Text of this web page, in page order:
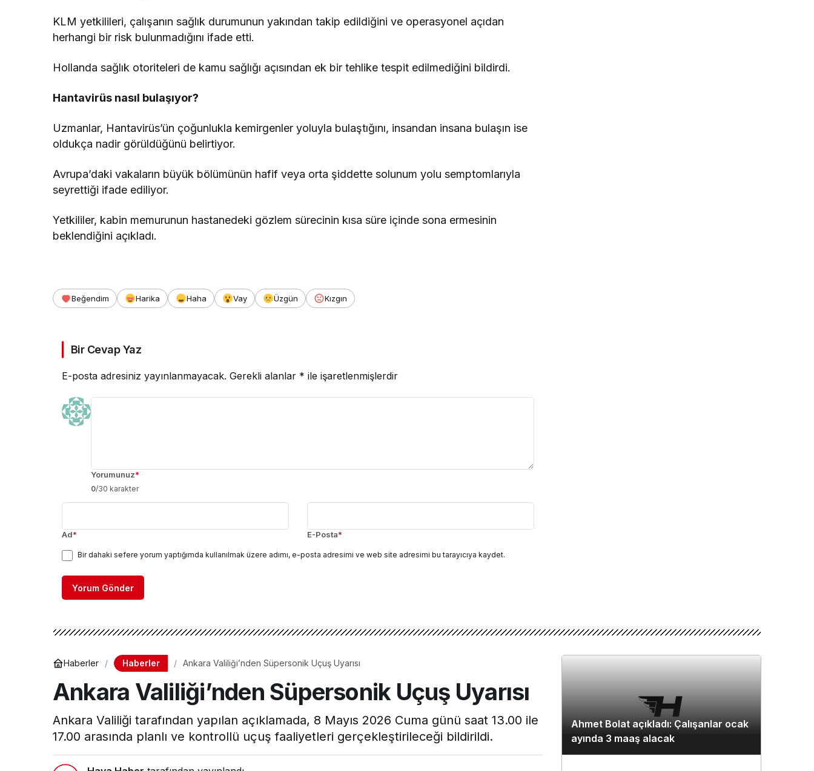
KLM yetkilileri, çalışanın sağlık durumunun yakından takip edildiğini ve operasyonel açıdan
herhangi bir risk bulunmadığını ifade etti.
Hollanda sağlık otoriteleri de kamu sağlığı açısından ek bir tehlike tespit edilmediğini bildirdi.
Hantavirüs nasıl bulaşıyor?
Uzmanlar, Hantavirüs’ün çoğunlukla kemirgenler yoluyla bulaştığını, insandan insana bulaşın ise
oldukça nadir görüldüğünü belirtiyor.
Avrupa’daki vakaların büyük bölümünün hafif veya orta şiddette solunum yolu semptomlarıyla
seyrettiği ifade ediliyor.
Yetkililer, kabin memurunun hastanedeki gözlem sürecinin kısa süre içinde sona ermesinin
beklendiğini açıkladı.
Beğendim Harika Haha Vay Üzgün Kızgın
Bir Cevap Yaz
E-posta adresiniz yayınlanmayacak. Gerekli alanlar * ile işaretlenmişlerdir
Yorumunuz*
0/30 karakter
Ad* E-Posta*
Bir dahaki sefere yorum yaptığımda kullanılmak üzere adımı, e-posta adresimi ve web site adresimi bu tarayıcıya kaydet.
Yorum Gönder
Haberler Haberler Ankara Valiliği’nden Süpersonik Uçuş Uyarısı
Ankara Valiliği’nden Süpersonik Uçuş Uyarısı
Ankara Valiliği tarafından yapılan açıklamada, 8 Mayıs 2026 Cuma günü saat 13.00 ile
17.00 arasında planlı ve kontrollü uçuş faaliyetleri gerçekleştirileceği bildirildi.
Ahmet Bolat açıkladı: Çalışanlar ocak
ayında 3 maaş alacak